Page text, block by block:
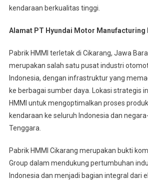
kendaraan berkualitas tinggi.
Alamat PT Hyundai Motor Manufacturing
Pabrik HMMI terletak di Cikarang, Jawa
merupakan salah satu pusat industri
Indonesia, dengan infrastruktur yang
ke berbagai sumber daya. Lokasi strategis
HMMI untuk mengoptimalkan proses
kendaraan ke seluruh Indonesia dan
Tenggara.
Pabrik HMMI Cikarang merupakan bukti
Group dalam mendukung pertumbuhan
Indonesia dan menjadi bagian integral dari